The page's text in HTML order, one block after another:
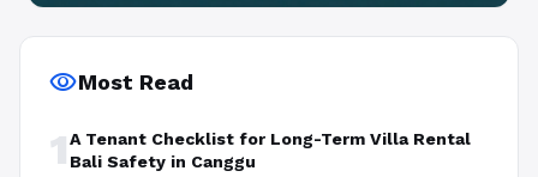
visibilityMost Read
1A Tenant Checklist for Long-Term Villa Rental
Bali Safety in Canggu